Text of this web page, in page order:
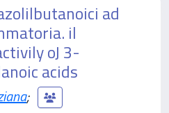
ad
il
oJ 3-
acids
;